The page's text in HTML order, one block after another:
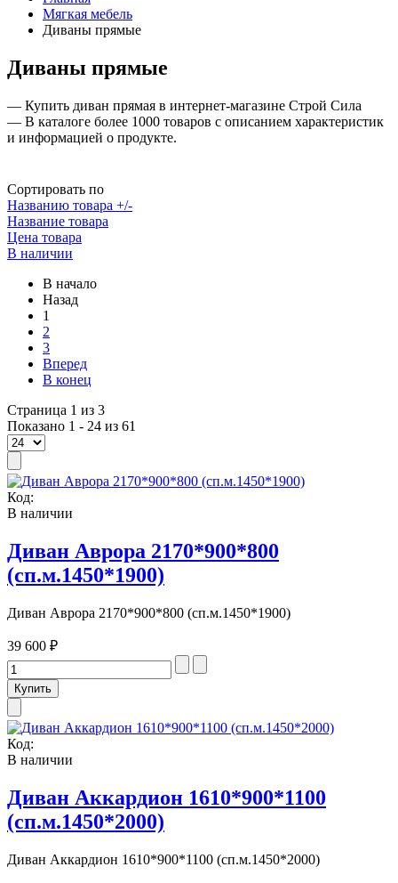
Мягкая мебель
Диваны прямые
Диваны прямые
— Купить диван прямая в интернет-магазине Строй Сила
— В каталоге более 1000 товаров с описанием характеристик
и информацией о продукте.
Сортировать по
Названию товара +/-
Название товара
Цена товара
В наличии
В начало
Назад
1
2
3
Вперед
В конец
Страница 1 из 3
Показано 1 - 24 из 61
Код:
В наличии
Диван Аврора 2170*900*800
(сп.м.1450*1900)
Диван Аврора 2170*900*800 (сп.м.1450*1900)
39 600 ₽
Код:
В наличии
Диван Аккардион 1610*900*1100
(сп.м.1450*2000)
Диван Аккардион 1610*900*1100 (сп.м.1450*2000)